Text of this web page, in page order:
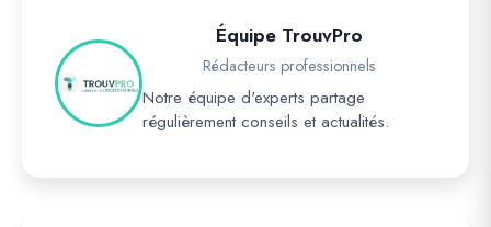
Équipe TrouvPro
Rédacteurs professionnels
Notre équipe d'experts partage
régulièrement conseils et actualités.